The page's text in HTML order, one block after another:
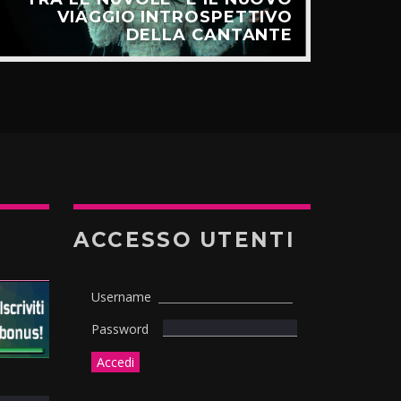
VIAGGIO INTROSPETTIVO
DELLA CANTANTE
ACCESSO UTENTI
Username
Password